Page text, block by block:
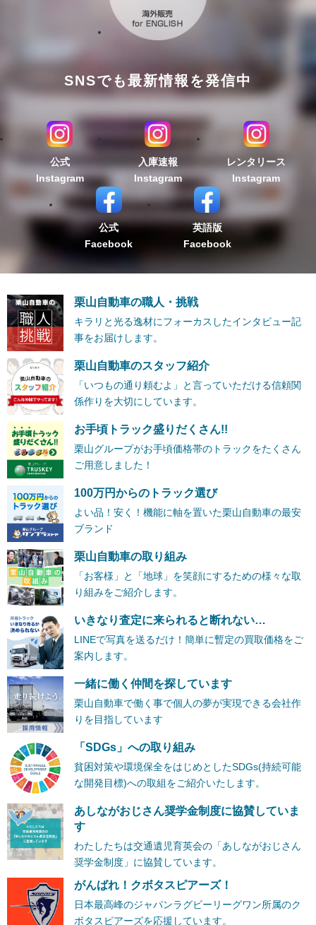
SNSでも最新情報を発信中
公式
Instagram
入庫速報
Instagram
レンタリース
Instagram
公式
Facebook
英語版
Facebook
栗山自動車の職人・挑戦
キラリと光る逸材にフォーカスしたインタビュー記
事をお届けします。
栗山自動車のスタッフ紹介
「いつもの通り頼むよ」と言っていただける信頼関
係作りを大切にしています。
お手頃トラック盛りだくさん!!
栗山グループがお手頃価格帯のトラックをたくさん
ご用意しました！
100万円からのトラック選び
よい品！安く！機能に軸を置いた栗山自動車の最安
ブランド
栗山自動車の取り組み
「お客様」と「地球」を笑顔にするための様々な取
り組みをご紹介します。
いきなり査定に来られると断れない…
LINEで写真を送るだけ！簡単に暫定の買取価格をご
案内します。
一緒に働く仲間を探しています
栗山自動車で働く事で個人の夢が実現できる会社作
りを目指しています
「SDGs」への取り組み
貧困対策や環境保全をはじめとしたSDGs(持続可能
な開発目標)への取組をご紹介いたします。
あしながおじさん奨学金制度に協賛していま
す
わたしたちは交通遺児育英会の「あしながおじさん
奨学金制度」に協賛しています。
がんばれ！クボタスピアーズ！
日本最高峰のジャパンラグビーリーグワン所属のク
ボタスピアーズを応援しています。